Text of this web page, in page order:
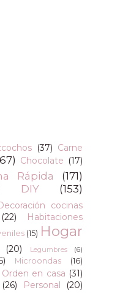
(37) Carne
Chocolate (17)
Rápida
(171)
DIY (153)
cocinas
(22)
Habitaciones
(15) Hogar
(20) Legumbres (6)
Microondas (16)
Orden en casa (31)
(26) Personal
(20)